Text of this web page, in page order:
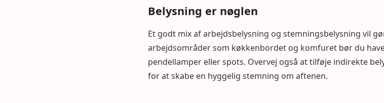
Belysning er nøglen
Et godt mix af arbejdsbelysning og stemningsbelysning vil
arbejdsområder som køkkenbordet og komfuret bør du
pendellamper eller spots. Overvej også at tilføje indirekte
for at skabe en hyggelig stemning om aftenen.